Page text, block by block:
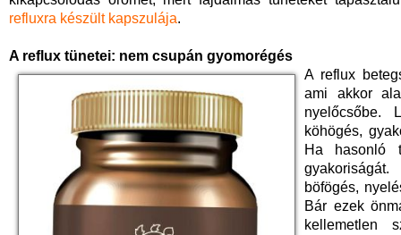
refluxra készült kapszulája.
A reflux tünetei: nem csupán gyomorégés
A reflux
ami akkor
nyelőcsőbe.
köhögés,
Ha hasonló
böfögés,
Bár ezek
kellemetlen